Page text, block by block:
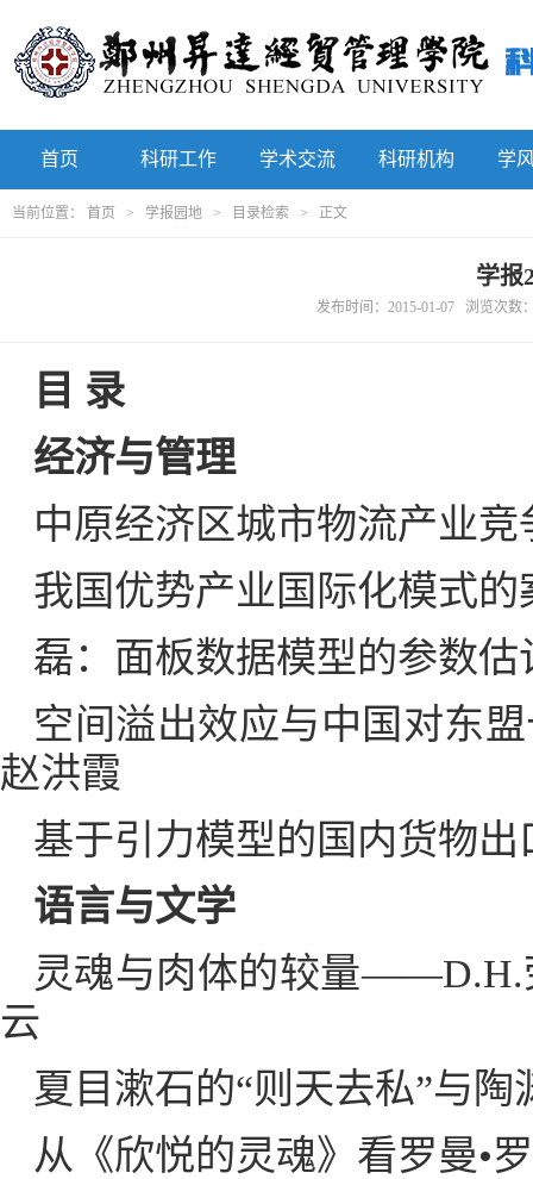
首页 科研工作 学术交流 科研机构 学
当前位置： 首页 > 学报园地 > 目录检索 > 正文
学报
发布时间：2015-01-07 浏览次数
目 录
经济与管理
中原经济区城市物流产业
我国优势产业国际化模式
磊：面板数据模型的参数
空间溢出效应与中国对东
赵洪霞
基于引力模型的国内货物
语言与文学
灵魂与肉体的较量——D.H.
云
夏目漱石的“则天去私”与
从《欣悦的灵魂》看罗曼•